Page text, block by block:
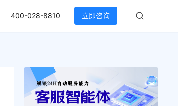
400-028-8810 立即咨询